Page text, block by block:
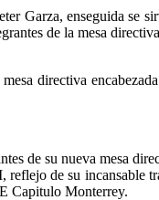
Garza, enseguida se
de la mesa
directiva
de su nueva mesa
de su incansable
Capitulo Monterrey.